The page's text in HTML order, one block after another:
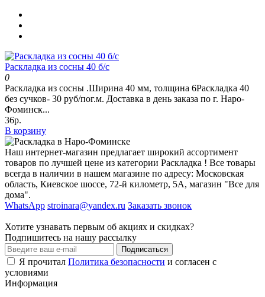
Раскладка из сосны 40 б/с
0
Раскладка из сосны .Ширина 40 мм, толщина 6Раскладка 40
без сучков- 30 руб/пог.м. Доставка в день заказа по г. Наро-
Фоминск...
36р.
В корзину
Наш интернет-магазин предлагает широкий ассортимент
товаров по лучшей цене из категории Раскладка ! Все товары
всегда в наличии в нашем магазине по адресу: Московская
область, Киевское шоссе, 72-й километр, 5А, магазин "Все для
дома".
WhatsApp stroinara@yandex.ru Заказать звонок
Хотите узнавать первым об акциях и скидках?
Подпишитесь на нашу рассылку
Подписаться
Я прочитал Политика безопасности и согласен с
условиями
Информация